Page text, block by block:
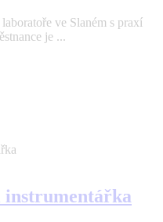
ve Slaném s praxí
je ...
instrumentářka